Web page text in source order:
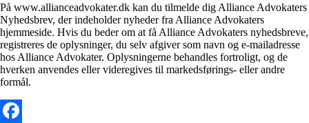
På www.allianceadvokater.dk kan du tilmelde dig Alliance Advokaters
Nyhedsbrev, der indeholder nyheder fra Alliance Advokaters
hjemmeside. Hvis du beder om at få Alliance Advokaters nyhedsbreve,
registreres de oplysninger, du selv afgiver som navn og e-mailadresse
hos Alliance Advokater. Oplysningerne behandles fortroligt, og de
hverken anvendes eller videregives til markedsførings- eller andre
formål.